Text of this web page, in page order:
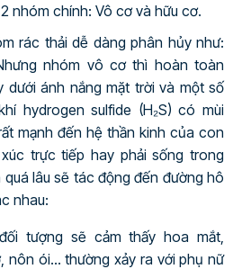
nhóm chính: Vô cơ và hữu cơ.
rác thải dễ dàng phân hủy như:
nhóm vô cơ thì hoàn toàn
dưới ánh nắng mặt trời và một số
hydrogen sulfide (H₂S) có mùi
mạnh đến hệ thần kinh của con
trực tiếp hay phải sống trong
lâu sẽ tác động đến đường hô
nhau:
đối tượng sẽ cảm thấy hoa mắt,
nôn ói… thường xảy ra với phụ nữ